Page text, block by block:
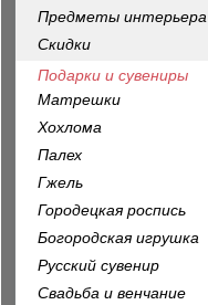
Предметы интерьера
Скидки
Подарки и сувениры
Матрешки
Хохлома
Палех
Гжель
Городецкая роспись
Богородская игрушка
Русский сувенир
Свадьба и венчание